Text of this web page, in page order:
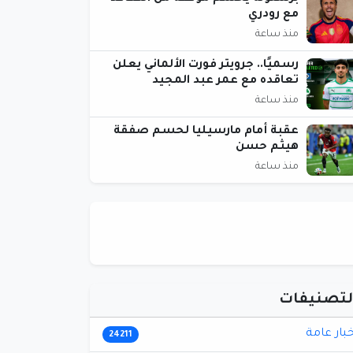
مع رودري
منذ ساعة
رسميًا.. جرويتر فورت الألماني يعلن
تعاقده مع عمر عبد المجيد
منذ ساعة
عقبة أمام مارسيليا لحسم صفقة
هيثم حسن
منذ ساعة
عامة 24211